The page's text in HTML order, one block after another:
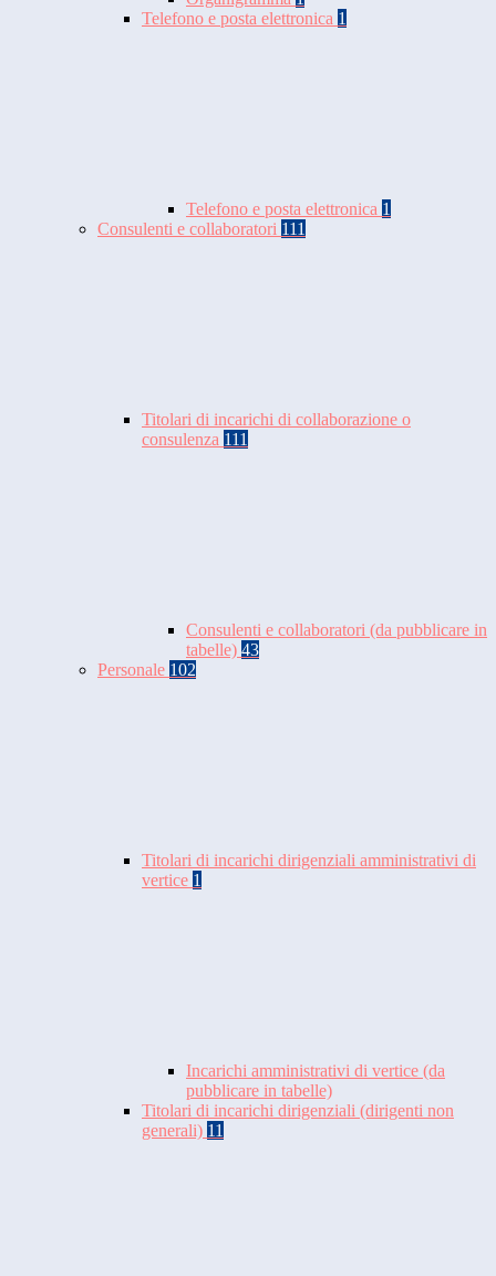
Telefono e posta elettronica 1
Telefono e posta elettronica 1
Consulenti e collaboratori 111
Titolari di incarichi di collaborazione o
consulenza 111
Consulenti e collaboratori (da pubblicare in
tabelle) 43
Personale 102
Titolari di incarichi dirigenziali amministrativi di
vertice 1
Incarichi amministrativi di vertice (da
pubblicare in tabelle)
Titolari di incarichi dirigenziali (dirigenti non
generali) 11